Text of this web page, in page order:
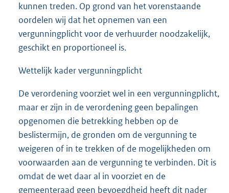
kunnen treden. Op grond van het vorenstaande
oordelen wij dat het opnemen van een
vergunningplicht voor de verhuurder noodzakelijk,
geschikt en proportioneel is.
Wettelijk kader vergunningplicht
De verordening voorziet wel in een vergunningplicht,
maar er zijn in de verordening geen bepalingen
opgenomen die betrekking hebben op de
beslistermijn, de gronden om de vergunning te
weigeren of in te trekken of de mogelijkheden om
voorwaarden aan de vergunning te verbinden. Dit is
omdat de wet daar al in voorziet en de
gemeenteraad geen bevoegdheid heeft dit nader